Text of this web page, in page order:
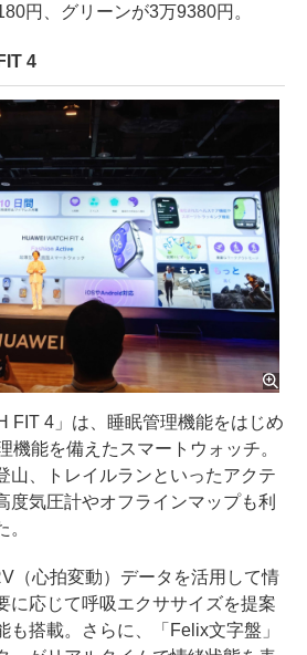
円、グリーンが3万9380円。
4
FIT 4」は、睡眠管理機能をはじめ
機能を備えたスマートウォッチ。
山、トレイルランといったアクテ
度気圧計やオフラインマップも利
（心拍変動）データを活用して情
に応じて呼吸エクササイズを提案
も搭載。さらに、「Felix文字盤」